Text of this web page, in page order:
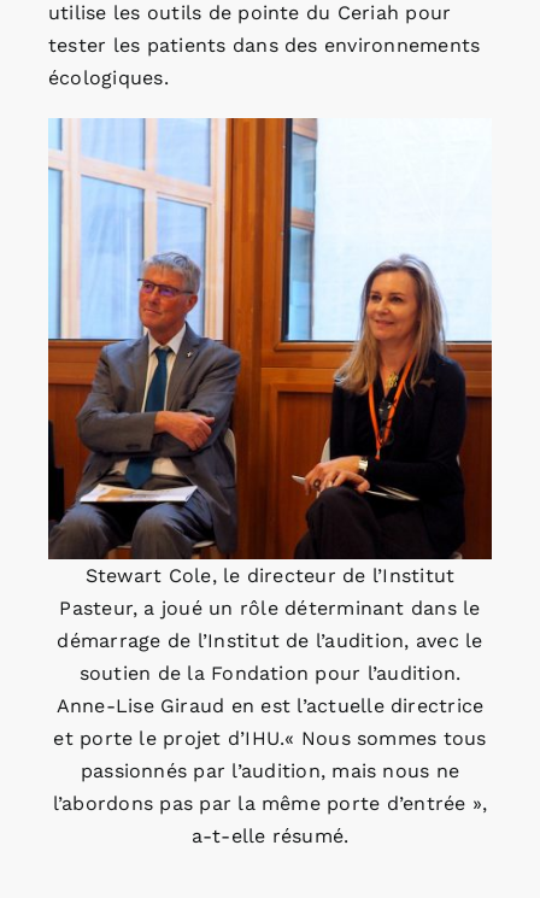
utilise les outils de pointe du Ceriah pour
tester les patients dans des environnements
écologiques.
Stewart Cole, le directeur de l’Institut
Pasteur, a joué un rôle déterminant dans le
démarrage de l’Institut de l’audition, avec le
soutien de la Fondation pour l’audition.
Anne-Lise Giraud en est l’actuelle directrice
et porte le projet d’IHU.« Nous sommes tous
passionnés par l’audition, mais nous ne
l’abordons pas par la même porte d’entrée »,
a-t-elle résumé.